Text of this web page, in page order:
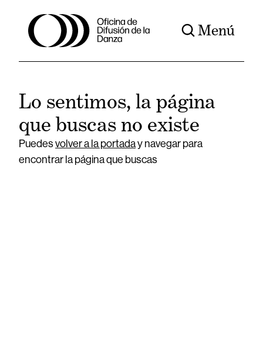
Menú
Lo sentimos, la página
que buscas no existe
Puedesvolver a la portaday navegar para
encontrar la página que buscas